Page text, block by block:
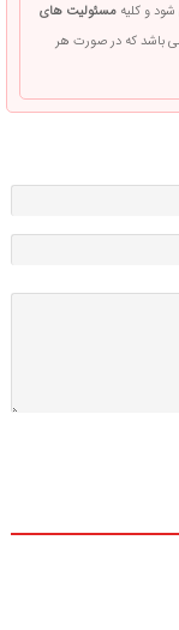
و کلیهمسئولیت های
باشد که در صورت هر